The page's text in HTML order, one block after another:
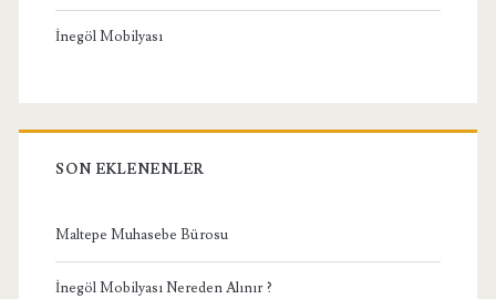
İnegöl Mobilyası
SON EKLENENLER
Maltepe Muhasebe Bürosu
İnegöl Mobilyası Nereden Alınır ?